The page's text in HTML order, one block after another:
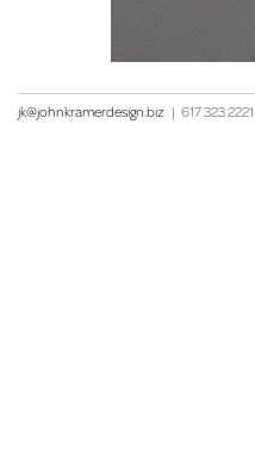
jk@johnkramerdesign.biz | 617 323 2221